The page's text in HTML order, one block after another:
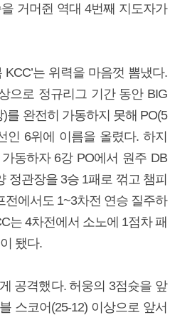
거머쥔 역대 4번째 지도자가
는 위력을 마음껏 뽐냈다.
으로 정규리그 기간 동안 BIG
를 완전히 가동하지 못해 PO(5
인 6위에 이름을 올렸다. 하지
동하자 6강 PO에서 원주 DB
정관장을 3승 1패로 꺾고 챔피
전에서도 1~3차전 연승 질주하
는 4차전에서 소노에 1점차 패
됐다.
공격했다. 허웅의 3점슛을 앞
스코어(25-12) 이상으로 앞서